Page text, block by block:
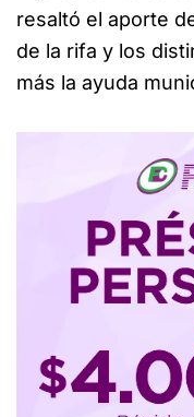
resaltó el aporte
de la rifa y los
más la ayuda